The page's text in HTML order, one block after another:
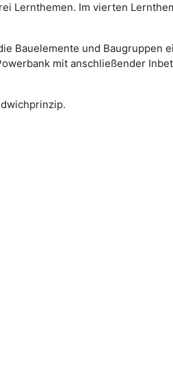
Lernthemen. Im vierten
Bauelemente und Baugruppen
mit anschließender